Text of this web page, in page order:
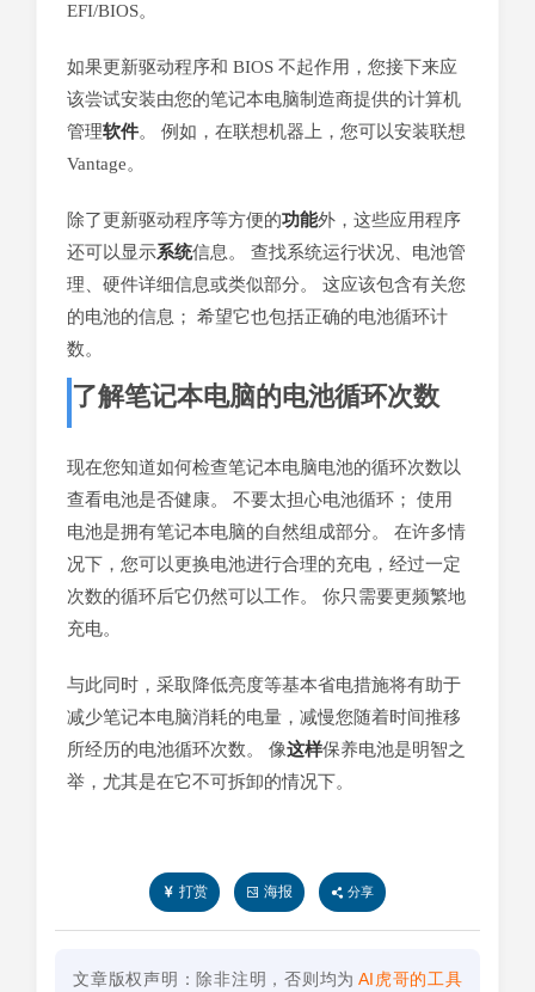
EFI/BIOS。
如果更新驱动程序和 BIOS 不起作用，您接下来应
该尝试安装由您的笔记本电脑制造商提供的计算机
管理软件。 例如，在联想机器上，您可以安装联想
Vantage。
除了更新驱动程序等方便的功能外，这些应用程序
还可以显示系统信息。 查找系统运行状况、电池管
理、硬件详细信息或类似部分。 这应该包含有关您
的电池的信息； 希望它也包括正确的电池循环计
数。
了解笔记本电脑的电池循环次数
现在您知道如何检查笔记本电脑电池的循环次数以
查看电池是否健康。 不要太担心电池循环； 使用
电池是拥有笔记本电脑的自然组成部分。 在许多情
况下，您可以更换电池进行合理的充电，经过一定
次数的循环后它仍然可以工作。 你只需要更频繁地
充电。
与此同时，采取降低亮度等基本省电措施将有助于
减少笔记本电脑消耗的电量，减慢您随着时间推移
所经历的电池循环次数。 像这样保养电池是明智之
举，尤其是在它不可拆卸的情况下。
打赏 海报 分享
文章版权声明：除非注明，否则均为 AI虎哥的工具